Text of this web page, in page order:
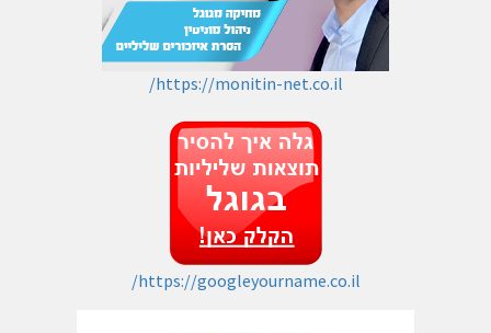
https://monitin-net.co.il/
https://googleyourname.co.il/